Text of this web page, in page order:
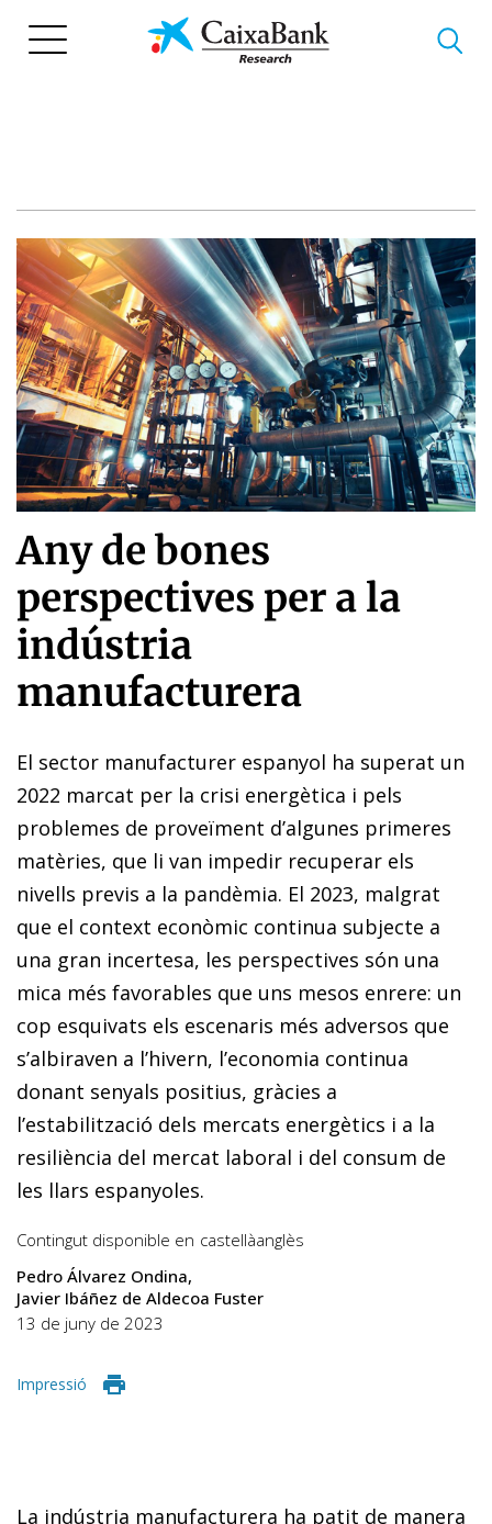
Any de bones
perspectives per a la
indústria
manufacturera
El sector manufacturer espanyol ha superat un
2022 marcat per la crisi energètica i pels
problemes de proveïment d’algunes primeres
matèries, que li van impedir recuperar els
nivells previs a la pandèmia. El 2023, malgrat
que el context econòmic continua subjecte a
una gran incertesa, les perspectives són una
mica més favorables que uns mesos enrere: un
cop esquivats els escenaris més adversos que
s’albiraven a l’hivern, l’economia continua
donant senyals positius, gràcies a
l’estabilització dels mercats energètics i a la
resiliència del mercat laboral i del consum de
les llars espanyoles.
Contingut disponible en castellàanglès
Pedro Álvarez Ondina
Javier Ibáñez de Aldecoa Fuster
13 de juny de 2023
Impressió
La indústria manufacturera ha patit de manera